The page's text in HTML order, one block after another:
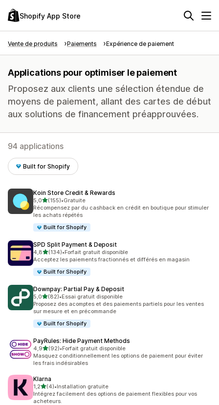
Shopify App Store
Vente de produits Paiements Expérience de paiement
Applications pour optimiser le paiement
Proposez aux clients une sélection étendue de
moyens de paiement, allant des cartes de début
aux solutions de financement préapprouvées.
94 applications
Built for Shopify
Koin Store Credit & Rewards
5,0étoile(s) sur 5
(155)
155 avis au total
•Gratuite
Récompensez par du cashback en crédit en boutique pour stimuler
les achats répétés
Built for Shopify
SPD Split Payment & Deposit
4,8étoile(s) sur 5
(134)
134 avis au total
•Forfait gratuit disponible
Acceptez les paiements fractionnés et différés en magasin
Built for Shopify
Downpay: Partial Pay & Deposit
5,0étoile(s) sur 5
(82)
82 avis au total
•Essai gratuit disponible
Proposez des acomptes et des paiements partiels pour les ventes
sur mesure et en précommande
Built for Shopify
PayRules: Hide Payment Methods
4,9étoile(s) sur 5
(92)
92 avis au total
•Forfait gratuit disponible
Masquez conditionnellement les options de paiement pour éviter
les frais indésirables
Klarna
1,2étoile(s) sur 5
(4)
4 avis au total
•Installation gratuite
Intégrez facilement des options de paiement flexibles pour vos
acheteurs.